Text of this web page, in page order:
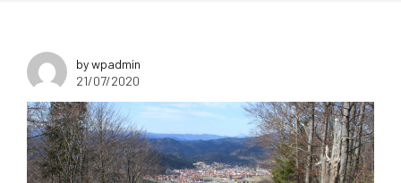
by wpadmin
21/07/2020